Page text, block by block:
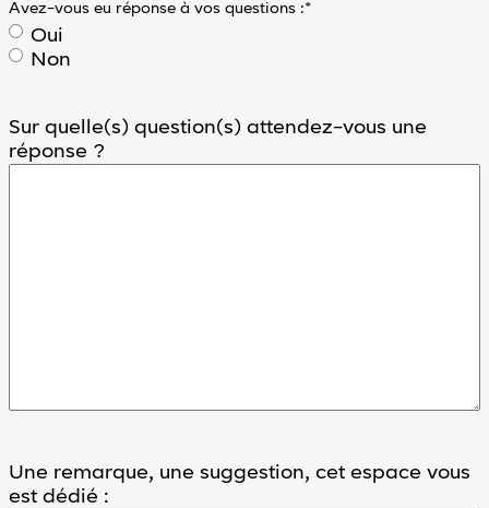
Avez-vous eu réponse à vos questions :*
Oui
Non
Sur quelle(s) question(s) attendez-vous une
réponse ?
Une remarque, une suggestion, cet espace vous
est dédié :